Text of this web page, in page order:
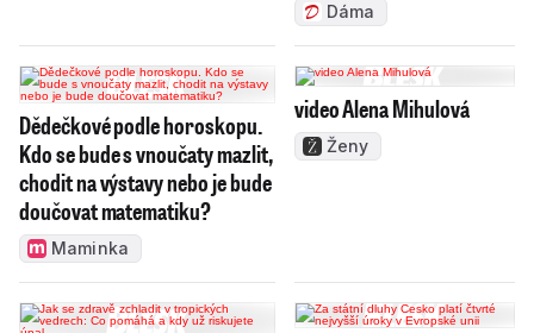
Dáma
Dědečkové podle horoskopu.
Kdo se bude s vnoučaty mazlit,
chodit na výstavy nebo je bude
doučovat matematiku?
Maminka
video Alena Mihulová
Ženy